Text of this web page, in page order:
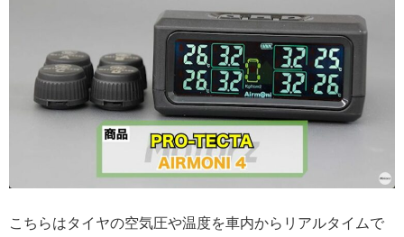
こちらはタイヤの空気圧や温度を車内からリアルタイムで